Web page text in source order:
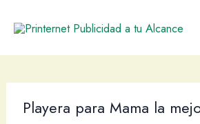
Playera para Mama la